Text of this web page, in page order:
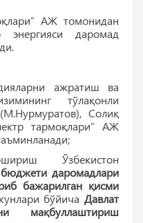
АЖ томонидан
энергияси даромад
ажратиш ва
тўлақонли
Солиқ
тармоқлари” АЖ
Ўзбекистон
даромадлари
бажарилган қисми
бўйича Давлат
мақбуллаштириш